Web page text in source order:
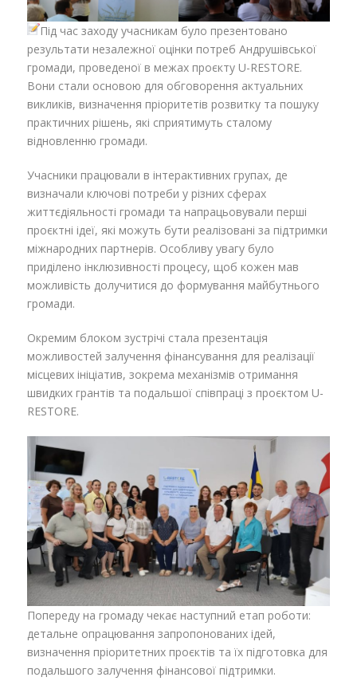
Під час заходу учасникам було презентовано
результати незалежної оцінки потреб Андрушівської
громади, проведеної в межах проєкту U-RESTORE.
Вони стали основою для обговорення актуальних
викликів, визначення пріоритетів розвитку та пошуку
практичних рішень, які сприятимуть сталому
відновленню громади.
Учасники працювали в інтерактивних групах, де
визначали ключові потреби у різних сферах
життєдіяльності громади та напрацьовували перші
проєктні ідеї, які можуть бути реалізовані за підтримки
міжнародних партнерів. Особливу увагу було
приділено інклюзивності процесу, щоб кожен мав
можливість долучитися до формування майбутнього
громади.
Окремим блоком зустрічі стала презентація
можливостей залучення фінансування для реалізації
місцевих ініціатив, зокрема механізмів отримання
швидких грантів та подальшої співпраці з проєктом U-
RESTORE.
Попереду на громаду чекає наступний етап роботи:
детальне опрацювання запропонованих ідей,
визначення пріоритетних проєктів та їх підготовка для
подальшого залучення фінансової підтримки.